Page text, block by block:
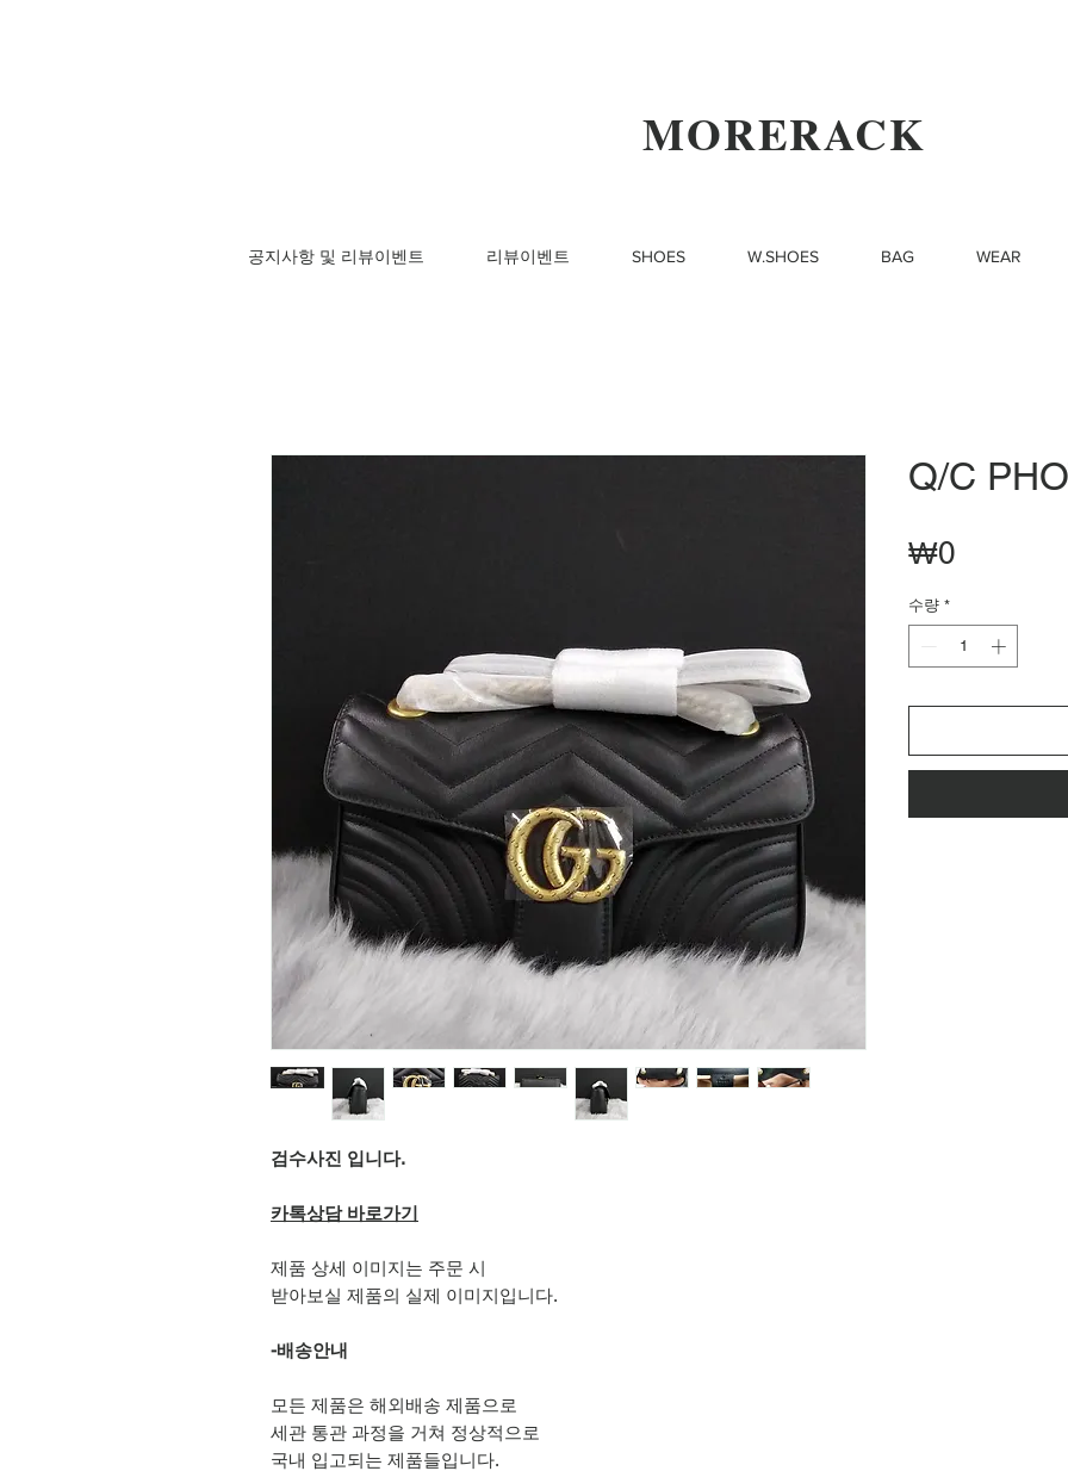
MORERACK
공지사항 및 리뷰이벤트 리뷰이벤트 SHOES W.SHOES BAG WEAR
검수사진 입니다.
카톡상담 바로가기
제품 상세 이미지는 주문 시
받아보실 제품의 실제 이미지입니다.
-배송안내
모든 제품은 해외배송 제품으로
세관 통관 과정을 거쳐 정상적으로
국내 입고되는 제품들입니다.
Q/C
₩0가
수량 *